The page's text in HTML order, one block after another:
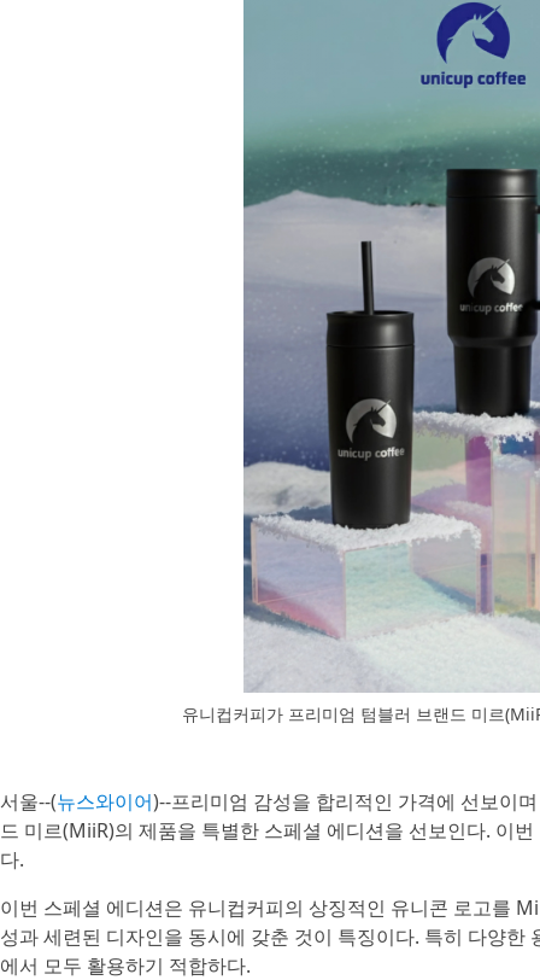
유니컵커피가 프리미엄 텀블러 브랜드 미르
서울--(뉴스와이어)--프리미엄 감성을 합리적인 가격에 선보이
드 미르(MiiR)의 제품을 특별한 스페셜 에디션을 선보인다. 이
다.
이번 스페셜 에디션은 유니컵커피의 상징적인 유니콘 로고를
성과 세련된 디자인을 동시에 갖춘 것이 특징이다. 특히 다양
에서 모두 활용하기 적합하다.